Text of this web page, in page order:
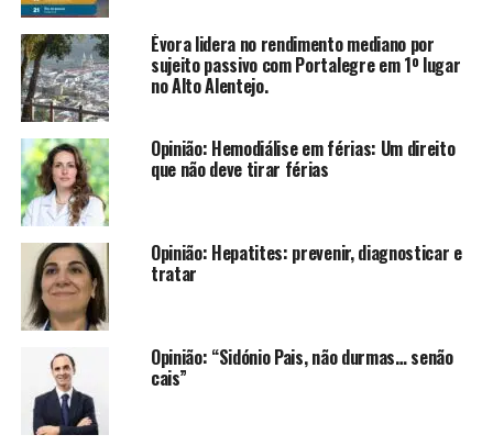
Évora lidera no rendimento mediano por
sujeito passivo com Portalegre em 1º lugar
no Alto Alentejo.
Opinião: Hemodiálise em férias: Um direito
que não deve tirar férias
Opinião: Hepatites: prevenir, diagnosticar e
tratar
Opinião: “Sidónio Pais, não durmas… senão
cais”